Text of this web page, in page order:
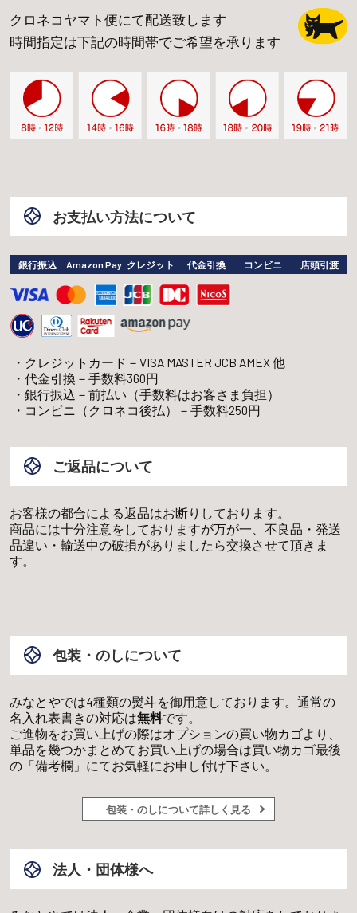
クロネコヤマト便にて配送致します
時間指定は下記の時間帯でご希望を承ります
お支払い方法について
銀行振込 Amazon Pay クレジット 代金引換 コンビニ 店頭引渡
クレジットカード－VISA MASTER JCB AMEX 他
代金引換－手数料360円
銀行振込－前払い（手数料はお客さま負担）
コンビニ（クロネコ後払）－手数料250円
ご返品について
お客様の都合による返品はお断りしております。
商品には十分注意をしておりますが万が一、不良品・発送
品違い・輸送中の破損がありましたら交換させて頂きま
す。
包装・のしについて
みなとやでは4種類の熨斗を御用意しております。通常の
名入れ表書きの対応は無料です。
ご進物をお買い上げの際はオプションの買い物カゴより、
単品を幾つかまとめてお買い上げの場合は買い物カゴ最後
の「備考欄」にてお気軽にお申し付け下さい。
包装・のしについて詳しく見る
法人・団体様へ